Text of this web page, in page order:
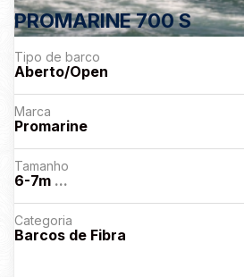
PROMARINE 700 S
Tipo de barco
Aberto/Open
Marca
Promarine
Tamanho
6-7m ...
Categoria
Barcos de Fibra